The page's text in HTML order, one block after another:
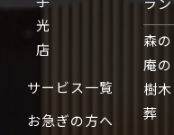
光
店
サービス一覧
お急ぎの方へ
森の
庵の
樹木
葬